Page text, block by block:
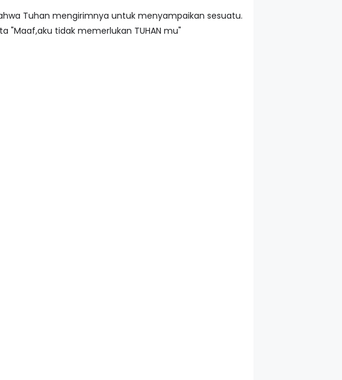
Tuhan mengirimnya untuk menyampaikan sesuatu.
"Maaf,aku tidak memerlukan TUHAN mu"